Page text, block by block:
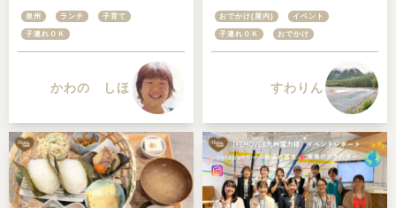
泉州 ランチ 子育て
子連れＯＫ
かわの しほ
おでかけ(屋内) イベント
子連れＯＫ おでかけ
すわりん